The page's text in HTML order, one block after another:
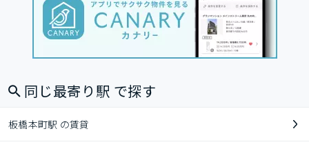
同じ最寄り駅 で探す
板橋本町駅 の賃貸